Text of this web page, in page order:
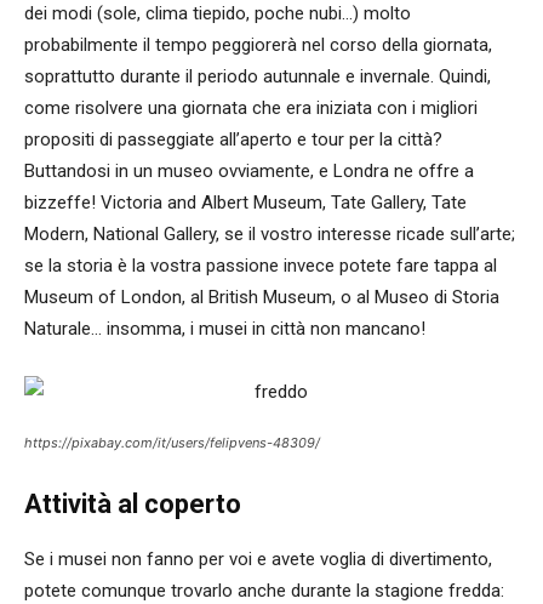
dei modi (sole, clima tiepido, poche nubi…) molto
probabilmente il tempo peggiorerà nel corso della giornata,
soprattutto durante il periodo autunnale e invernale. Quindi,
come risolvere una giornata che era iniziata con i migliori
propositi di passeggiate all’aperto e tour per la città?
Buttandosi in un museo ovviamente, e Londra ne offre a
bizzeffe! Victoria and Albert Museum, Tate Gallery, Tate
Modern, National Gallery, se il vostro interesse ricade sull’arte;
se la storia è la vostra passione invece potete fare tappa al
Museum of London, al British Museum, o al Museo di Storia
Naturale… insomma, i musei in città non mancano!
https://pixabay.com/it/users/felipvens-48309/
Attività al coperto
Se i musei non fanno per voi e avete voglia di divertimento,
potete comunque trovarlo anche durante la stagione fredda: